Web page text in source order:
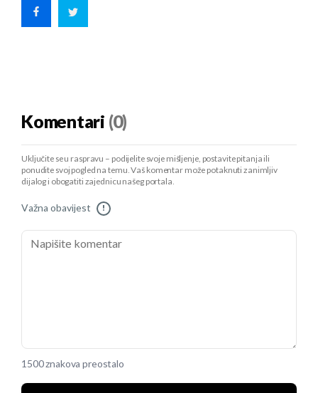
Komentari (0)
Uključite se u raspravu – podijelite svoje mišljenje, postavite pitanja ili
ponudite svoj pogled na temu. Vaš komentar može potaknuti zanimljiv
dijalog i obogatiti zajednicu našeg portala.
Važna obavijest !
1500 znakova preostalo